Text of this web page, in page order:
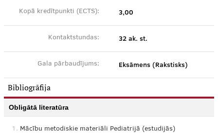
Kopā kredītpunkti (ECTS): 3,00
Kontaktstundas: 32 ak. st.
Gala pārbaudījums: Eksāmens (Rakstisks)
Bibliogrāfija
Obligātā literatūra
1. Mācību metodiskie materiāli Pediatrijā (estudijās)